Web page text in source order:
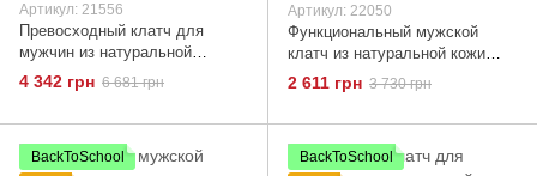
Артикул: 21556
Превосходный клатч для
мужчин из натуральной
фактурной кожи с тиснением
под крокодила CANPELLINI
4 342 грн 6 681 грн
Артикул: 22050
Функциональный мужской
клатч из натуральной кожи
флотар BOND 22050 Черный
2 611 грн 3 730 грн
BackToSchool
BackToSchool